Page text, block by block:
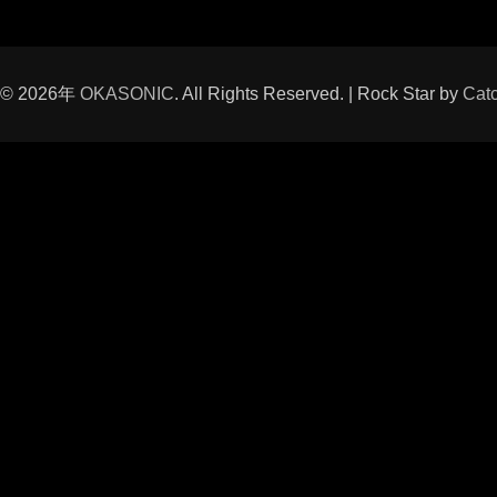
2026年 OKASONIC. All Rights Reserved. | Rock Star by